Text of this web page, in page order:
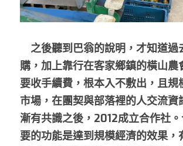
之後聽到巴翁的說明，才知道過
購，加上靠行在客家鄉鎮的橫山農
要收手續費，根本入不敷出，且規
市場，在團契與部落裡的人交流資
漸有共識之後，2012成立合作社
要的功能是達到規模經濟的效果，